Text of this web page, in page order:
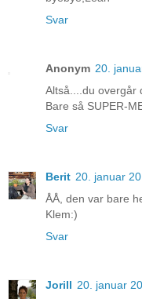
Svar
Anonym 20.
Altså....du overgår
Bare så SUPER-
Svar
Berit 20. januar
ÅÅ, den var bare
Klem:)
Svar
Jorill 20. januar